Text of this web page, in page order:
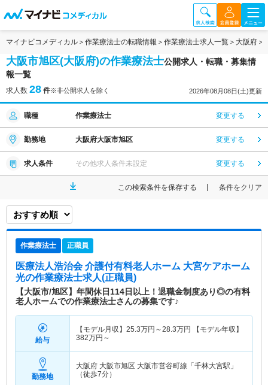
マイナビコメディカル 作業療法士の転職情報 作業療法士求人一覧 大阪府
大阪市旭区(大阪府)の作業療法士公開求人・転職・募集情
報一覧
求人数 28 件※非公開求人を除く 2026年08月08日(土)更新
職種 作業療法士 変更する
勤務地 大阪府大阪市旭区 変更する
求人条件 その他求人条件未設定 変更する
この検索条件を保存する 条件をクリア
作業療法士 正職員
医療法人浩治会 介護付有料老人ホーム 大宮ケアホーム
光の作業療法士求人(正職員)
【大阪市/旭区】年間休日114日以上！退職金制度あり◎の有料
老人ホームでの作業療法士さんの募集です♪
給与
【モデル月収】 25.3万円～28.3万円
【モデル年収】
382万円～
勤務地
大阪府 大阪市旭区 大阪市営谷町線「千林大宮駅」
（徒歩7分）